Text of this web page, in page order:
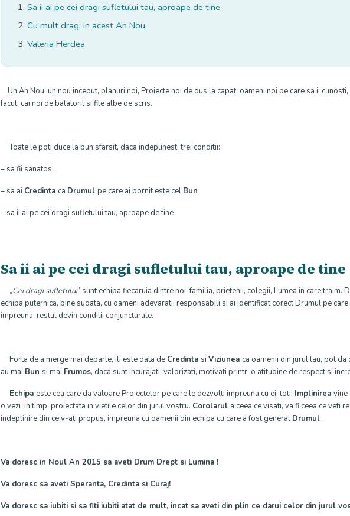
Sa ii ai pe cei dragi sufletului tau, aproape de tine
Cu mult drag, in acest An Nou,
Valeria Herdea
Un An Nou, un nou inceput, planuri noi, Proiecte noi de dus la capat, oameni noi pe care sa ii
facut, cai noi de batatorit si file albe de scris.
Toate le poti duce la bun sfarsit, daca indeplinesti trei conditii:
– sa fii sanatos,
– sa ai Credinta ca Drumul pe care ai pornit este cel Bun
– sa ii ai pe cei dragi sufletului tau, aproape de tine
Sa ii ai pe cei dragi sufletului tau, aproape de tine
„Cei dragi sufletului” sunt echipa fiecaruia dintre noi: familia, prietenii, colegii, Lumea in care traim.
echipa puternica, bine sudata, cu oameni adevarati, responsabili si ai identificat corect Drumul pe
impreuna, restul devin conditii conjuncturale.
Forta de a merge mai departe, iti este data de Credinta si Viziunea ca oamenii din jurul tau, pot da
au mai Bun si mai Frumos, daca sunt incurajati, valorizati, motivati printr-o atitudine de respect si
Echipa este cea care da valoare Proiectelor pe care le dezvolti impreuna cu ei, toti. Implinirea vine
o vezi in timp, proiectata in vietile celor din jurul vostru. Corolarul a ceea ce visati, va fi ceea ce veti
indeplinire din ce v-ati propus, impreuna cu oamenii din echipa cu care a fost generatDrumul .
Va doresc in Noul An 2015 sa aveti Drum Drept si Lumina !
Va doresc sa aveti Speranta, Credinta si Curaj!
Va doresc sa iubiti si sa fiti iubiti atat de mult, incat sa aveti din plin ce darui celor din jurul